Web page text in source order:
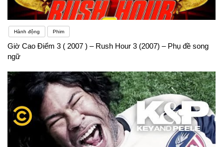
Hành động Phim
Giờ Cao Điểm 3 ( 2007 ) – Rush Hour 3 (2007) – Phụ đề song
ngữ